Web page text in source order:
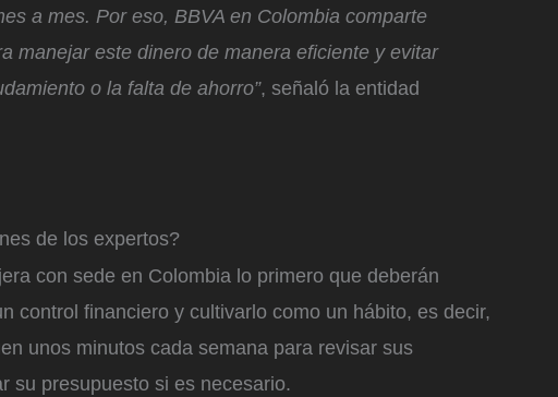
a mes. Por eso, BBVA en Colombia comparte
manejar este dinero de manera eficiente y evitar
o la falta de ahorro”, señaló la entidad
de los expertos?
con sede en Colombia lo primero que deberán
control financiero y cultivarlo como un hábito, es decir,
unos minutos cada semana para revisar sus
su presupuesto si es necesario.